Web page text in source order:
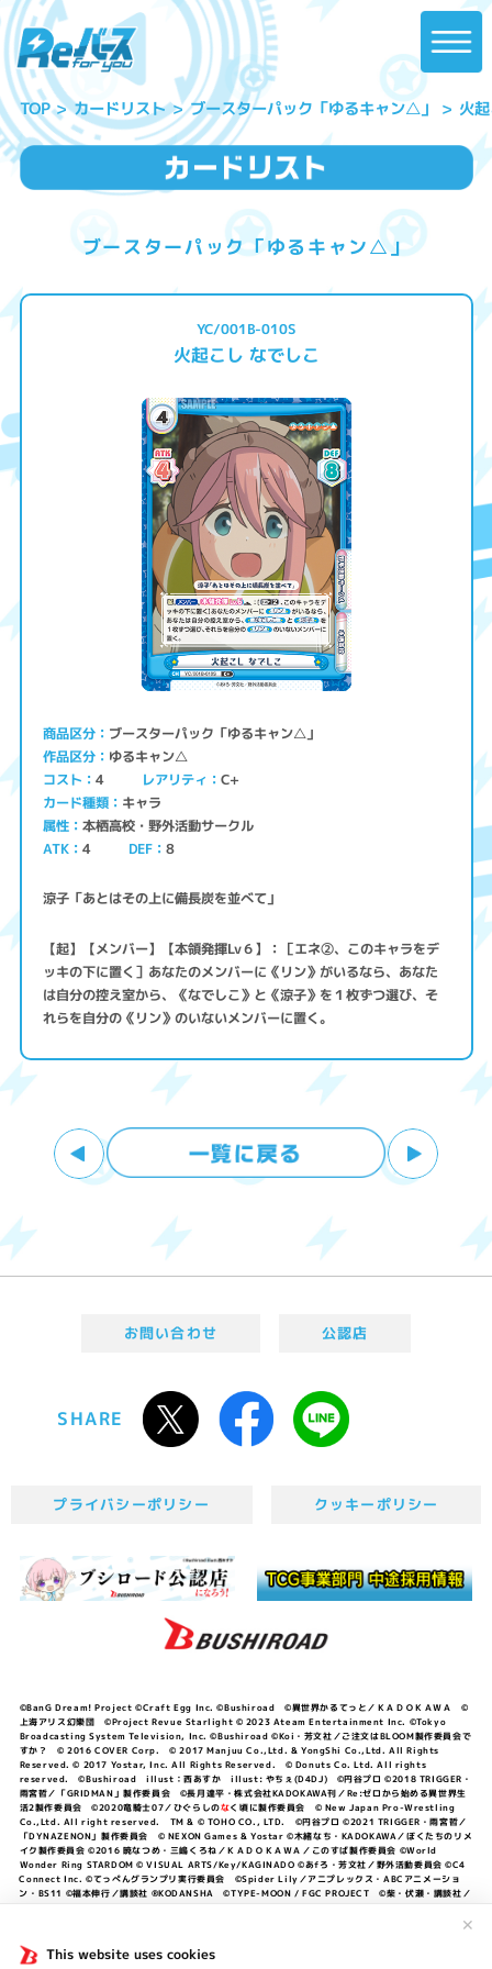
This website uses cookies
✕
TOP カードリスト ブースターパック「ゆるキャン△」 火
ブースターパック「ゆるキャン△」
YC/001B-010S
火起こし なでしこ
商品区分 ブースターパック「ゆるキャン△」
作品区分 ゆるキャン△
コスト 4 レアリティ C+
カード種類 キャラ
属性 本栖高校・野外活動サークル
ATK 4 DEF 8
涼子「あとはその上に備長炭を並べて」
【起】【メンバー】【本領発揮Lv６】：［エネ②、このキャラをデ
ッキの下に置く］あなたのメンバーに《リン》がいるなら、あなた
は自分の控え室から、《なでしこ》と《涼子》を１枚ずつ選び、そ
れらを自分の《リン》のいないメンバーに置く。
お問い合わせ 公認店
SHARE
プライバシーポリシー クッキーポリシー
©BanG Dream! Project ©Craft Egg Inc. ©Bushiroad ©異世界かるてっと／ＫＡＤＯＫＡＷＡ ©
上海アリス幻樂団 ©Project Revue Starlight © 2023 Ateam Entertainment Inc. ©Tokyo
Broadcasting System Television, Inc. ©Bushiroad ©Koi・芳文社／ご注文はBLOOM製作委員会で
すか？ © 2016 COVER Corp. © 2017 Manjuu Co.,Ltd. & YongShi Co.,Ltd. All Rights
Reserved. © 2017 Yostar, Inc. All Rights Reserved. © Donuts Co. Ltd. All rights
reserved. ©Bushiroad illust：西あすか illust: やちぇ(D4DJ) ©円谷プロ ©2018 TRIGGER・
雨宮哲／「GRIDMAN」製作委員会 ©長月達平・株式会社KADOKAWA刊／Re:ゼロから始める異世界生
活2製作委員会 ©2020竜騎士07／ひぐらしのなく頃に製作委員会 © New Japan Pro-Wrestling
Co.,Ltd. All right reserved. TM & © TOHO CO., LTD. ©円谷プロ ©2021 TRIGGER・雨宮哲／
「DYNAZENON」製作委員会 © NEXON Games & Yostar ©木緒なち・KADOKAWA／ぼくたちのリメ
イク製作委員会 ©2016 暁なつめ・三嶋くろね／ＫＡＤＯＫＡＷＡ／このすば製作委員会 ©World
Wonder Ring STARDOM © VISUAL ARTS/Key/KAGINADO ©あfろ・芳文社／野外活動委員会 ©C4
Connect Inc. ©てっぺんグランプリ実行委員会 ©Spider Lily／アニプレックス・ABCアニメーショ
ン・BS11 ©福本伸行／講談社 ®KODANSHA ©TYPE-MOON / FGC PROJECT ©柴・伏瀬・講談社／
©中村力斗・野澤ゆき子／集英社・君のことが大大大大大好きな製作委員会 ©IIS-P／ぽんのみち製作委
員会 ©円谷プロ ©2023 TRIGGER・雨宮哲／「劇場版グリッドマンユニバース」製作委員会 © NEXON